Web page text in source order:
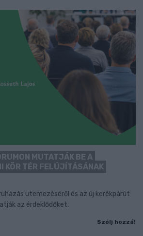
MUTATJÁK BE A
KÖR TÉR FELÚJÍTÁSÁNAK
ütemezéséről és az új kerékpárút
az érdeklődőket.
Szólj hozzá!